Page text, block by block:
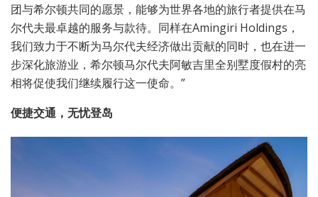
团与希尔顿共同的愿景，能够为世界各地的旅行者提供在马
尔代夫最卓越的服务与款待。同样在Amingiri Holdings，
我们致力于不断为马尔代夫经济做出贡献的同时，也在进一
步深化旅游业，希尔顿马尔代夫阿敏吉里全别墅度假村的亮
相将促使我们继续履行这一使命。”
便捷交通，无忧登岛